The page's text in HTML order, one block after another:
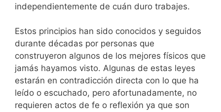
independientemente de cuán duro trabajes.
Estos principios han sido conocidos y seguidos
durante décadas por personas que
construyeron algunos de los mejores físicos que
jamás hayamos visto. Algunas de estas leyes
estarán en contradicción directa con lo que ha
leído o escuchado, pero afortunadamente, no
requieren actos de fe o reflexión ya que son